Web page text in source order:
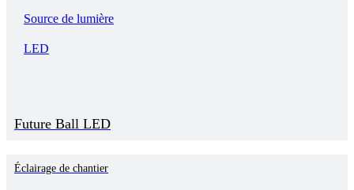
Source de lumière
LED
Future Ball LED
Éclairage de chantier